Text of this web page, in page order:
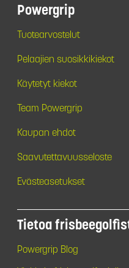
Powergrip
Tuotearvostelut
Pelaajien suosikkikiekot
Käytetyt kiekot
Team Powergrip
Kaupan ehdot
Saavutettavuusseloste
Evästeasetukset
Tietoa
Powergrip Blog